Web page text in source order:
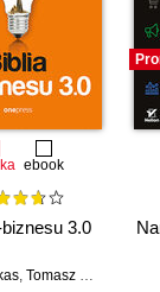
ebook
3.0
, Tomasz Burcon